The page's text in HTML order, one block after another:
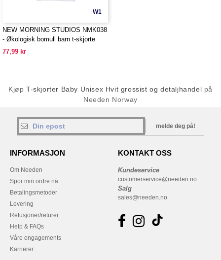
W1
NEW MORNING STUDIOS NMK038
- Økologisk bomull barn t-skjorte
77,99 kr
Kjøp T-skjorter Baby Unisex Hvit grossist og detaljhandel på
Needen Norway
melde deg på!
INFORMASJON
Om Needen
Spor min ordre nå
Betalingsmetoder
Levering
Refusjoner/returer
Help & FAQs
Våre engagements
Karrierer
KONTAKT OSS
Kundeservice
customerservice@needen.no
Salg
sales@needen.no